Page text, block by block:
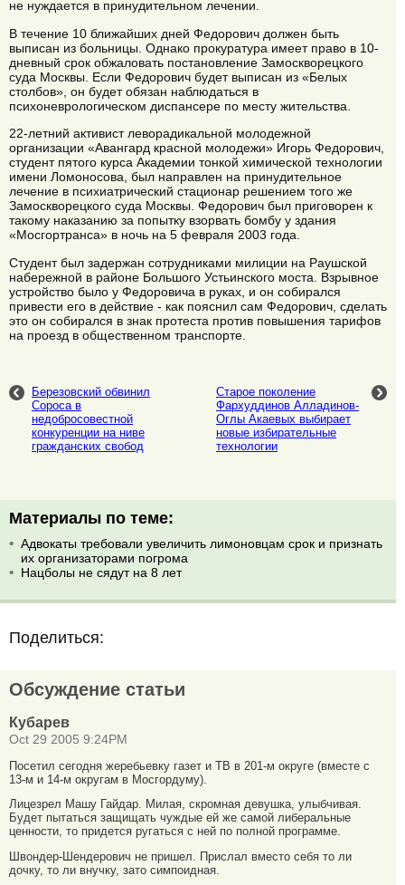
не нуждается в принудительном лечении.
В течение 10 ближайших дней Федорович должен быть
выписан из больницы. Однако прокуратура имеет право в 10-
дневный срок обжаловать постановление Замоскворецкого
суда Москвы. Если Федорович будет выписан из «Белых
столбов», он будет обязан наблюдаться в
психоневрологическом диспансере по месту жительства.
22-летний активист леворадикальной молодежной
организации «Авангард красной молодежи» Игорь Федорович,
студент пятого курса Академии тонкой химической технологии
имени Ломоносова, был направлен на принудительное
лечение в психиатрический стационар решением того же
Замоскворецкого суда Москвы. Федорович был приговорен к
такому наказанию за попытку взорвать бомбу у здания
«Мосгортранса» в ночь на 5 февраля 2003 года.
Студент был задержан сотрудниками милиции на Раушской
набережной в районе Большого Устьинского моста. Взрывное
устройство было у Федоровича в руках, и он собирался
привести его в действие - как пояснил сам Федорович, сделать
это он собирался в знак протеста против повышения тарифов
на проезд в общественном транспорте.
Березовский обвинил
Сороса в
недобросовестной
конкуренции на ниве
гражданских свобод
Старое поколение
Фархуддинов Алладинов-
Оглы Акаевых выбирает
новые избирательные
технологии
Материалы по теме:
Адвокаты требовали увеличить лимоновцам срок и признать
их организаторами погрома
Нацболы не сядут на 8 лет
Поделиться:
Обсуждение статьи
Кубарев
Oct 29 2005 9:24PM
Посетил сегодня жеребьевку газет и ТВ в 201-м округе (вместе с
13-м и 14-м округам в Мосгордуму).
Лицезрел Машу Гайдар. Милая, скромная девушка, улыбчивая.
Будет пытаться защищать чуждые ей же самой либеральные
ценности, то придется ругаться с ней по полной программе.
Швондер-Шендерович не пришел. Прислал вместо себя то ли
дочку, то ли внучку, зато симпоидная.